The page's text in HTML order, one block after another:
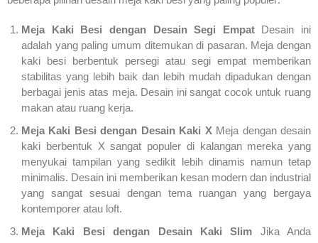
Meja Kaki Besi dengan Desain Segi EmpatDesain ini
adalah yang paling umum ditemukan di pasaran. Meja dengan
kaki besi berbentuk persegi atau segi empat memberikan
stabilitas yang lebih baik dan lebih mudah dipadukan dengan
berbagai jenis atas meja. Desain ini sangat cocok untuk ruang
makan atau ruang kerja.
Meja Kaki Besi dengan Desain Kaki XMeja dengan desain
kaki berbentuk X sangat populer di kalangan mereka yang
menyukai tampilan yang sedikit lebih dinamis namun tetap
minimalis. Desain ini memberikan kesan modern dan industrial
yang sangat sesuai dengan tema ruangan yang bergaya
kontemporer atau loft.
Meja Kaki Besi dengan Desain Kaki Slim Jika Anda